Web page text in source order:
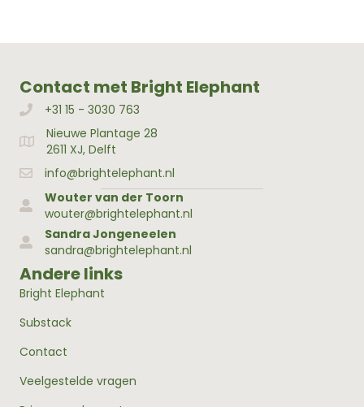
Contact met Bright Elephant
Bellen met Bright Elephant
+31 15 - 3030 763
Adres Bright Elephant
Nieuwe Plantage 28
2611 XJ, Delft
info@brightelephant.nl
Wouter van der Toorn
wouter@brightelephant.nl
Sandra Jongeneelen
sandra@brightelephant.nl
Andere links
Bright Elephant
Substack
Contact
Veelgestelde vragen